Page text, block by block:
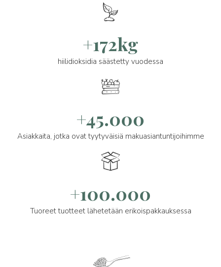
+172kg
hiilidioksidia säästetty vuodessa
+45.000
Asiakkaita, jotka ovat tyytyväisiä makuasiantuntijoihimme
+100.000
Tuoreet tuotteet lähetetään erikoispakkauksessa